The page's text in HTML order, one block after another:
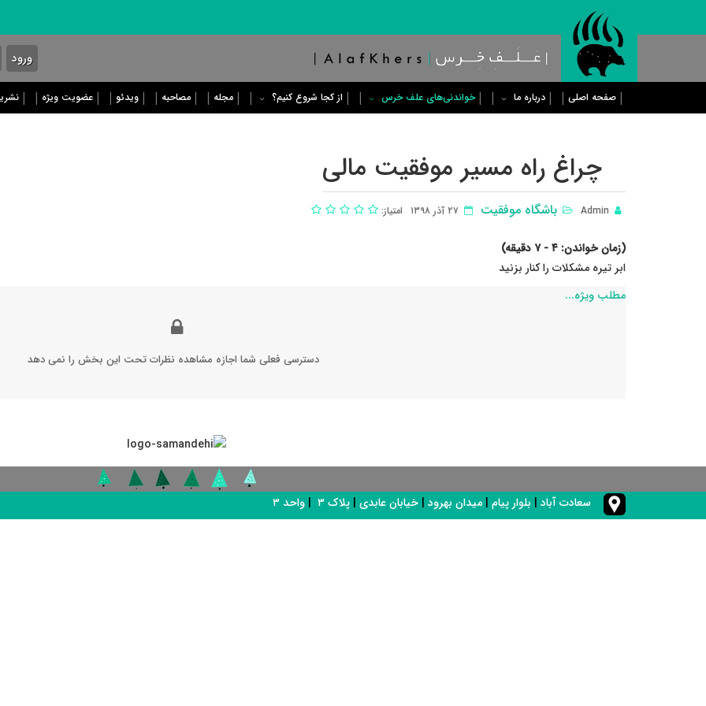
ورود
صفحه اصلی درباره ما خواندنی‌های علف خرس از کجا شروع کنیم؟ مجله مصاحبه ویدئو عضویت ویژه
چراغ راه مسیر موفقیت مالی
Admin باشگاه موفقیت ٢٧ آذر ١٣٩٨ امتیاز:
(زمان خواندن: ۴ - ٧ دقیقه)
ابر تیره مشکلات را کنار بزنید
مطلب ویژه...
دسترسی فعلی شما اجازه مشاهده نظرات تحت این بخش را نمی دهد
سعادت آباد | بلوار پیام | میدان بهرود | خیابان عابدی | پلاک ۳ | واحد ۳